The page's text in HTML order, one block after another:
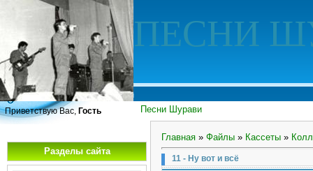
ПЕСНИ
Песни Шурави
Приветствую Вас, Гость
Разделы сайта
Главная » Файлы » Кассеты »
11 - Ну вот и всё